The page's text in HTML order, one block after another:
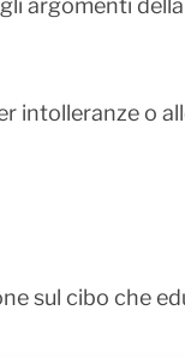
argomenti
intolleranze o
sul cibo che